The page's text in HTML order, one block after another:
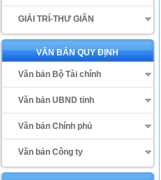
GIẢI TRÍ-THƯ GIÃN
VĂN BẢN QUY ĐỊNH
Văn bản Bộ Tài chính
Văn bản UBND tỉnh
Văn bản Chính phủ
Văn bản Công ty